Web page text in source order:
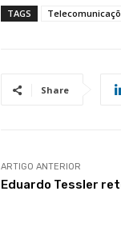
TAGS
Share
ARTIGO ANTERIOR
Eduardo Tessler